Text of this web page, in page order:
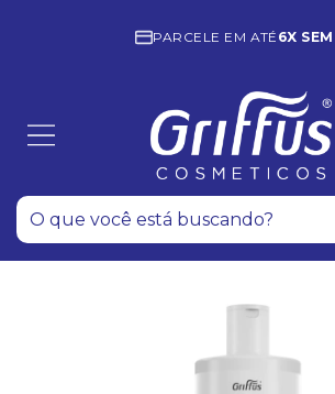
PARCELE EM ATÉ 6X